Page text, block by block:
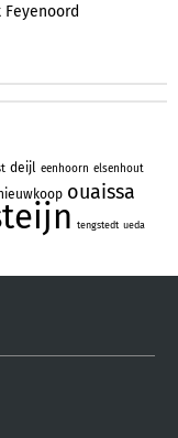
deijl eenhoorn elsenhout
ouaissa
tengstedt ueda